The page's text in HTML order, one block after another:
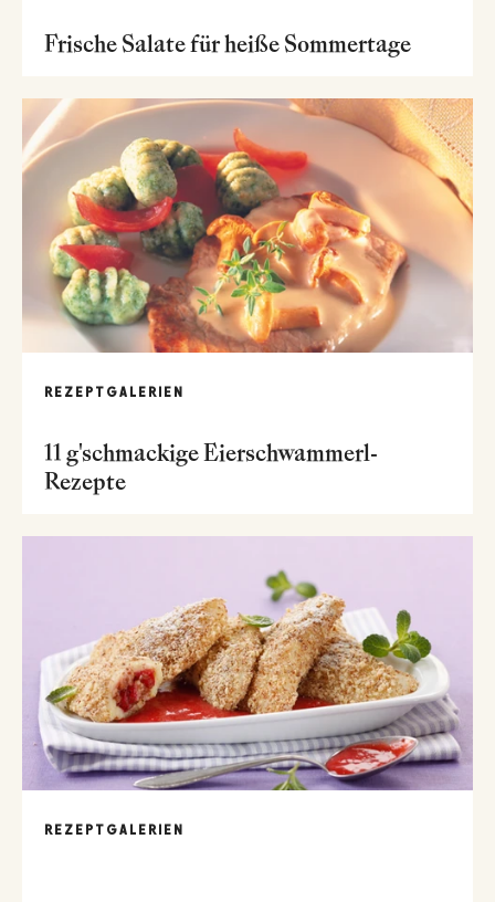
Frische Salate für heiße Sommertage
REZEPTGALERIEN
11 g'schmackige Eierschwammerl-
Rezepte
REZEPTGALERIEN